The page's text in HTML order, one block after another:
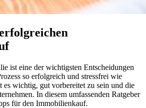
ist eine der wichtigsten Entscheidungen
so erfolgreich und stressfrei wie
es wichtig, gut vorbereitet zu sein und die
In diesem umfassenden Ratgeber
für den Immobilienkauf.